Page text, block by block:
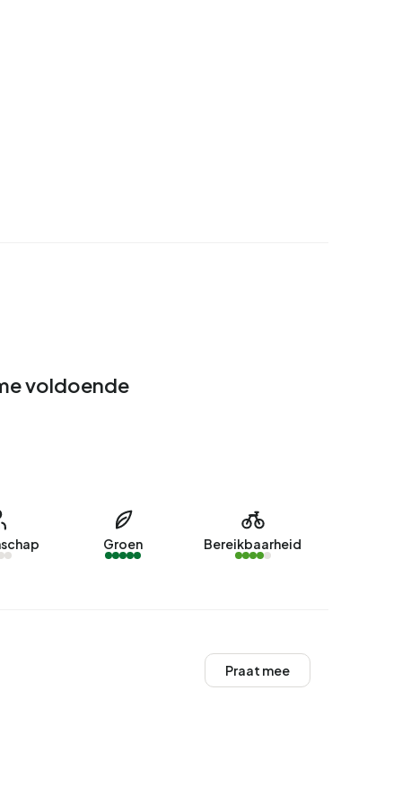
voldoende
Groen Bereikbaarheid
Praat mee